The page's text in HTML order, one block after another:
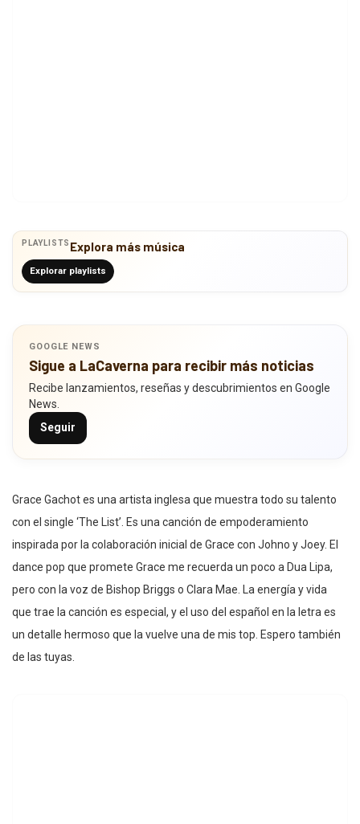
PLAYLISTS Explora más música
Explorar playlists
GOOGLE NEWS
Sigue a LaCaverna para recibir más noticias
Recibe lanzamientos, reseñas y descubrimientos en Google
News.
Seguir
Grace Gachot es una artista inglesa que muestra todo su talento
con el single ‘The List’. Es una canción de empoderamiento
inspirada por la colaboración inicial de Grace con Johno y Joey. El
dance pop que promete Grace me recuerda un poco a Dua Lipa,
pero con la voz de Bishop Briggs o Clara Mae. La energía y vida
que trae la canción es especial, y el uso del español en la letra es
un detalle hermoso que la vuelve una de mis top. Espero también
de las tuyas.